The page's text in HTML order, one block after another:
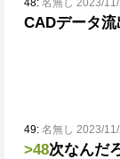
48: 名無し 2023/
CADデータ
49: 名無し 2023/
>48次なんだ